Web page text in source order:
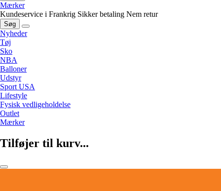
Mærker
Kundeservice i Frankrig Sikker betaling Nem retur
Søg
Nyheder
Tøj
Sko
NBA
Balloner
Udstyr
Sport USA
Lifestyle
Fysisk vedligeholdelse
Outlet
Mærker
Tilføjer til kurv...